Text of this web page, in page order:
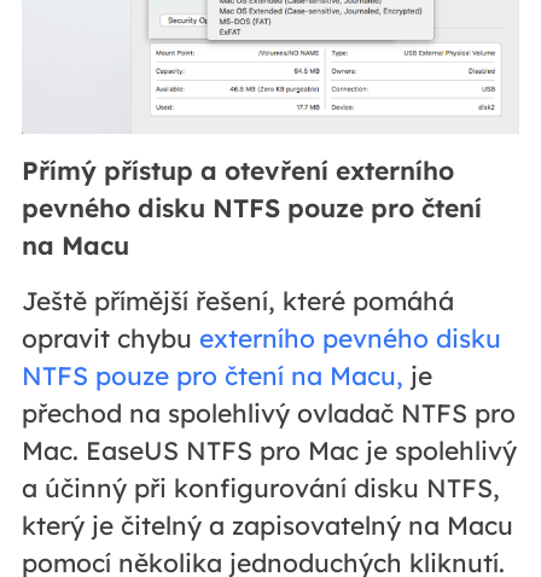
Přímý přístup a otevření externího
pevného disku NTFS pouze pro čtení
na Macu
Ještě přímější řešení, které pomáhá
opravit chybu externího pevného disku
NTFS pouze pro čtení na Macu, je
přechod na spolehlivý ovladač NTFS pro
Mac. EaseUS NTFS pro Mac je spolehlivý
a účinný při konfigurování disku NTFS,
který je čitelný a zapisovatelný na Macu
pomocí několika jednoduchých kliknutí.